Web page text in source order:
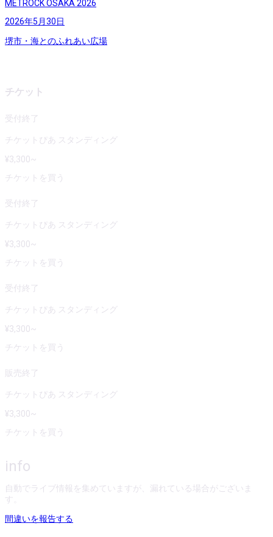
METROCK OSAKA 2026
2026年5月30日
堺市・海とのふれあい広場
チケット
受付終了
チケットぴあ スタンディング
¥3,300~
チケットを買う
受付終了
チケットぴあ スタンディング
¥3,300~
チケットを買う
受付終了
チケットぴあ スタンディング
¥3,300~
チケットを買う
販売終了
チケットぴあ スタンディング
¥3,300~
チケットを買う
info
自動でライブ情報を集めていますが、漏れている場合がございま
す。
間違いを報告する